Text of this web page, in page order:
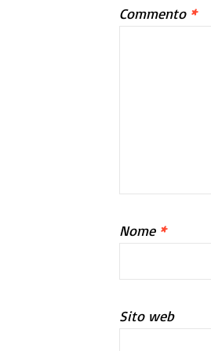
Commento *
Nome *
Sito web